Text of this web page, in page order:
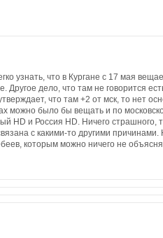
узнать, что в Кургане с 17 мая
Другое дело, что там не говорится
что там +2 от мск, то нет
можно было бы вещать и по
HD и Россия HD. Ничего страшного,
с какими-то другими причинами.
которым можно ничего не